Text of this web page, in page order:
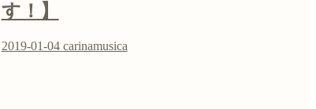
す！】
2019-01-04 carinamusica